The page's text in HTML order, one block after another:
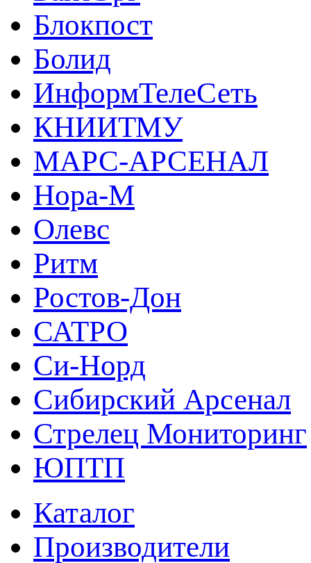
Блокпост
Болид
ИнформТелеСеть
КНИИТМУ
МАРС-АРСЕНАЛ
Нора-М
Олевс
Ритм
Ростов-Дон
САТРО
Си-Норд
Сибирский Арсенал
Стрелец Мониторинг
ЮПТП
Каталог
Производители